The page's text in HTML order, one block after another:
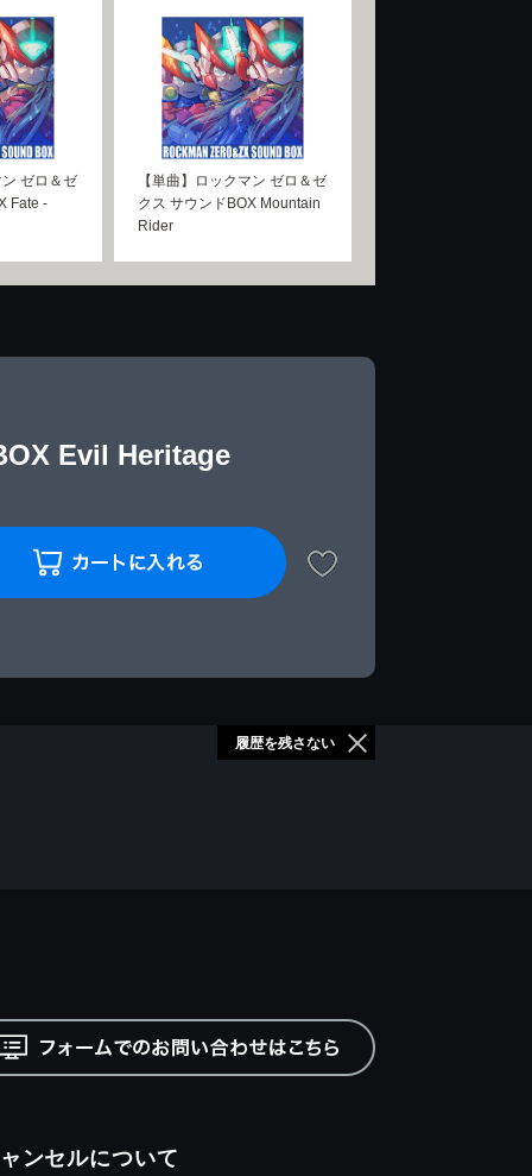
ゼロ＆ゼ
Fate -
【単曲】ロックマン ゼロ＆ゼ
クス サウンドBOX Mountain
Rider
Evil Heritage
履歴を残さない
ンセルについて